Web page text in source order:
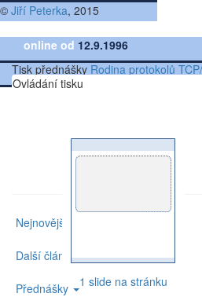
© Jiří Peterka, 2015
online od 12.9.1996
Ovládání tisku
Nejnovější články
Další články
Přednášky
Tisk přednášky Rodina protokolů
1 slide na stránku